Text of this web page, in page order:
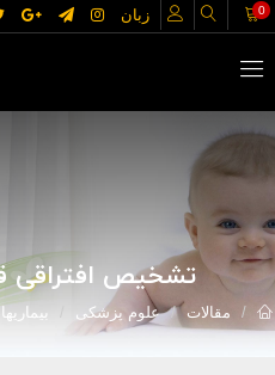
زبان 0
تشخیص افتراقی
مقالات علوم پزشکی بیماریها